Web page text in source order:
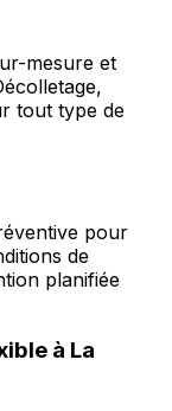
mesure et
tout type de
pour
de
planifiée
à La